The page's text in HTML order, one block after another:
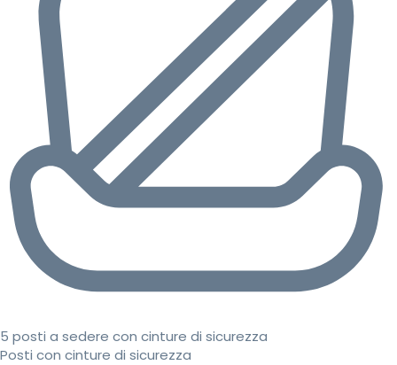
5 posti a sedere con cinture di sicurezza
Posti con cinture di sicurezza